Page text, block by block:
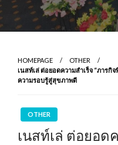
HOMEPAGE
OTHER
เนสท์เล่ ต่อยอดความสำเร็จ “ภาร
ความรอบรู้สู่สุขภาพดี
OTHER
เนสท์เล่ ต่อยอด